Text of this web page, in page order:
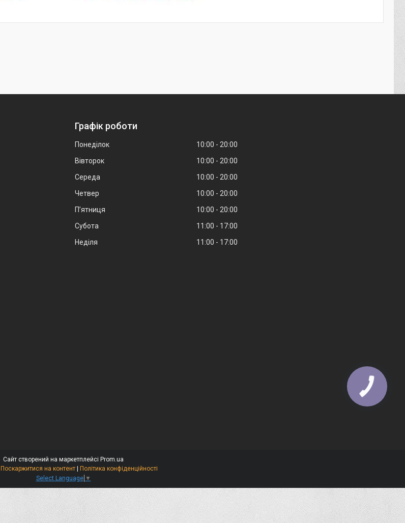
Графік роботи
Понеділок 10:00
20:00
Вівторок
10:00
20:00
Середа
10:00
20:00
Четвер
10:00
20:00
Пʼятниця
10:00
20:00
Субота
11:00
17:00
Неділя
11:00 17:00
Сайт створений на маркетплейсі Prom.ua
Поскаржитися на контент | Політика конфіденційності
Select Language ▼